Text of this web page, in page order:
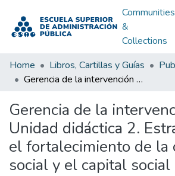
Communities
&
Collections
Home Libros, Cartillas y Guías
Gerencia de la intervención social. Unidad didáctica 2. Estrategias para el fortalecimiento de la cohesión social y el capital social
Gerencia de la
Unidad didáctica 2.
el fortalecimiento de la
social y el capital social